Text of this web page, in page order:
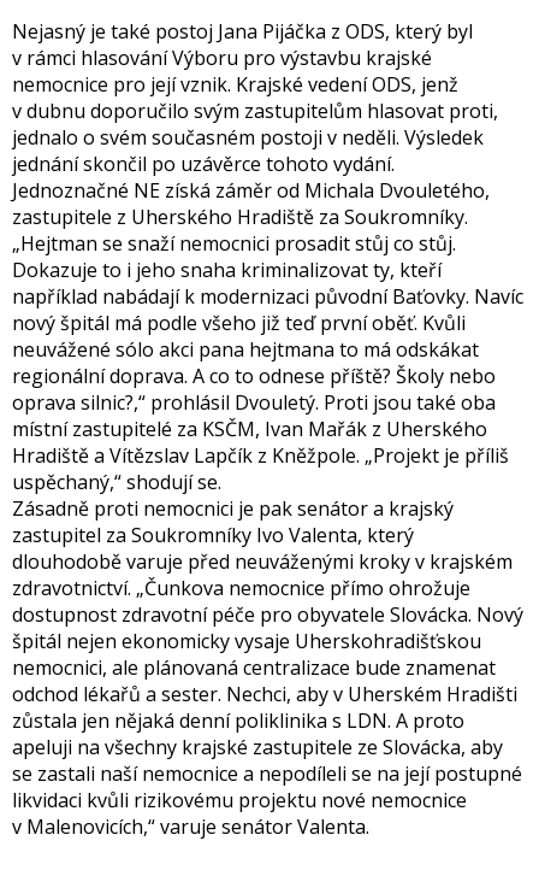
Nejasný je také postoj Jana Pijáčka z ODS, který byl
v rámci hlasování Výboru pro výstavbu krajské
nemocnice pro její vznik. Krajské vedení ODS, jenž
v dubnu doporučilo svým zastupitelům hlasovat proti,
jednalo o svém současném postoji v neděli. Výsledek
jednání skončil po uzávěrce tohoto vydání.
Jednoznačné NE získá záměr od Michala Dvouletého,
zastupitele z Uherského Hradiště za Soukromníky.
„Hejtman se snaží nemocnici prosadit stůj co stůj.
Dokazuje to i jeho snaha kriminalizovat ty, kteří
například nabádají k modernizaci původní Baťovky. Navíc
nový špitál má podle všeho již teď první oběť. Kvůli
neuvážené sólo akci pana hejtmana to má odskákat
regionální doprava. A co to odnese příště? Školy nebo
oprava silnic?,“ prohlásil Dvouletý. Proti jsou také oba
místní zastupitelé za KSČM, Ivan Mařák z Uherského
Hradiště a Vítězslav Lapčík z Kněžpole. „Projekt je příliš
uspěchaný,“ shodují se.
Zásadně proti nemocnici je pak senátor a krajský
zastupitel za Soukromníky Ivo Valenta, který
dlouhodobě varuje před neuváženými kroky v krajském
zdravotnictví. „Čunkova nemocnice přímo ohrožuje
dostupnost zdravotní péče pro obyvatele Slovácka. Nový
špitál nejen ekonomicky vysaje Uherskohradišťskou
nemocnici, ale plánovaná centralizace bude znamenat
odchod lékařů a sester. Nechci, aby v Uherském Hradišti
zůstala jen nějaká denní poliklinika s LDN. A proto
apeluji na všechny krajské zastupitele ze Slovácka, aby
se zastali naší nemocnice a nepodíleli se na její postupné
likvidaci kvůli rizikovému projektu nové nemocnice
v Malenovicích,“ varuje senátor Valenta.